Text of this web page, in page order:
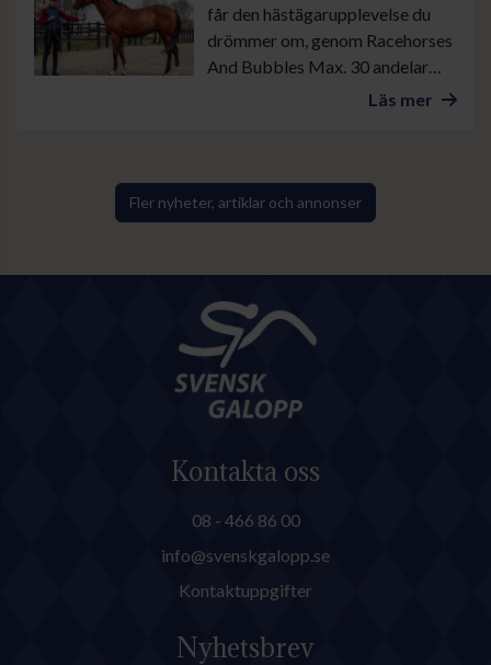
får den hästägarupplevelse du
drömmer om, genom Racehorses
And Bubbles Max. 30 andelar
per häst. Populärt och beprövat
glada andelsägare. Slipp oro –
njut av galoppupplevelsen och
Läs mer
Fler nyheter, artiklar och annonser
Kontakta oss
08 - 466 86 00
info@svenskgalopp.se
Kontaktuppgifter
Nyhetsbrev